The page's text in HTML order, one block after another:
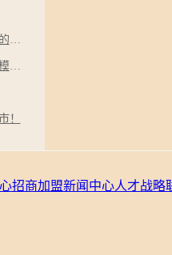
关于我司产品执行国家标准的公开说明
波尼亚探索特许连锁加盟新模式，开启产业升级新篇章
！
招商加盟新闻中心人才战略